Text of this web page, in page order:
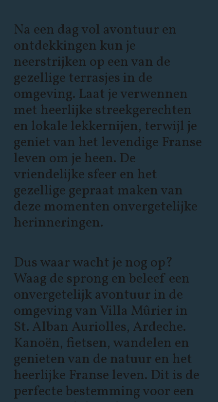
Na een dag vol avontuur en
ontdekkingen kun je
neerstrijken op een van de
gezellige terrasjes in de
omgeving. Laat je verwennen
met heerlijke streekgerechten
en lokale lekkernijen, terwijl je
geniet van het levendige Franse
leven om je heen. De
vriendelijke sfeer en het
gezellige gepraat maken van
deze momenten onvergetelijke
herinneringen.
Dus waar wacht je nog op?
Waag de sprong en beleef een
onvergetelijk avontuur in de
omgeving van Villa Mûrier in
St. Alban Auriolles, Ardeche.
Kanoën, fietsen, wandelen en
genieten van de natuur en het
heerlijke Franse leven. Dit is de
perfecte bestemming voor een